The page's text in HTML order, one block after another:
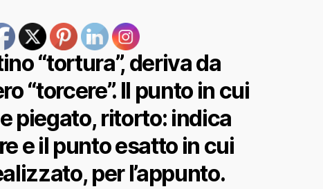
“tortura”, deriva da
“torcere”. Il punto in cui
piegato, ritorto: indica
e il punto esatto in cui
per l’appunto.